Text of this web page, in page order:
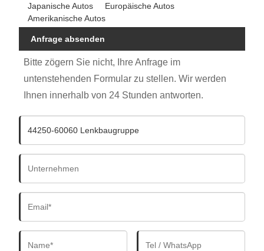
Japanische Autos
Europäische Autos
Amerikanische Autos
Anfrage absenden
Bitte zögern Sie nicht, Ihre Anfrage im
untenstehenden Formular zu stellen. Wir werden
Ihnen innerhalb von 24 Stunden antworten.